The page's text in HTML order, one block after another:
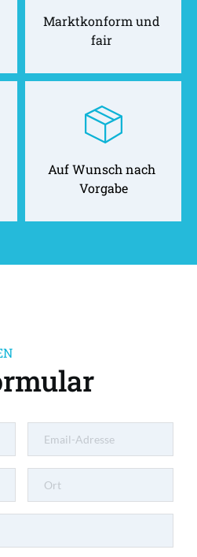
Marktkonform und
fair
Auf Wunsch nach
Vorgabe